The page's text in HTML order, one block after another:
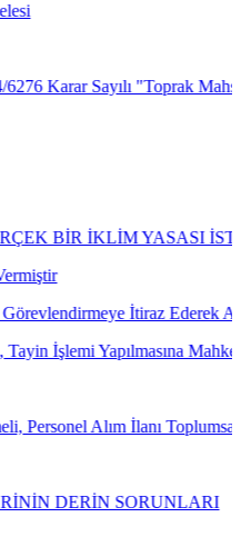
"Toprak Mahsulleri Ofisi
YASASI İSTİYORUZ!
Ederek Açılan Dava
Mahkeme Dava
Toplumsal Cinsiyet Eşitliği